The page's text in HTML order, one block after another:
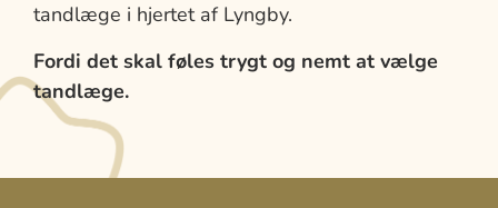
tandlæge i hjertet af Lyngby.
Fordi det skal føles trygt og nemt at vælge
tandlæge.